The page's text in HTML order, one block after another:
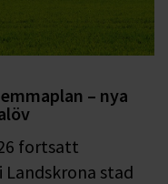
– nya
fortsatt
stad